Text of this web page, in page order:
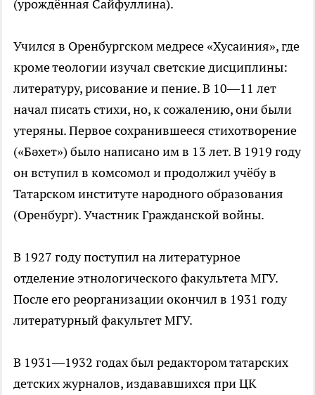
(урождённая Сайфуллина).
Учился в Оренбургском медресе «Хусаиния», где
кроме теологии изучал светские дисциплины:
литературу, рисование и пение. В 10—11 лет
начал писать стихи, но, к сожалению, они были
утеряны. Первое сохранившееся стихотворение
(«Бәхет») было написано им в 13 лет. В 1919 году
он вступил в комсомол и продолжил учёбу в
Татарском институте народного образования
(Оренбург). Участник Гражданской войны.
В 1927 году поступил на литературное
отделение этнологического факультета МГУ.
После его реорганизации окончил в 1931 году
литературный факультет МГУ.
В 1931—1932 годах был редактором татарских
детских журналов, издававшихся при ЦК